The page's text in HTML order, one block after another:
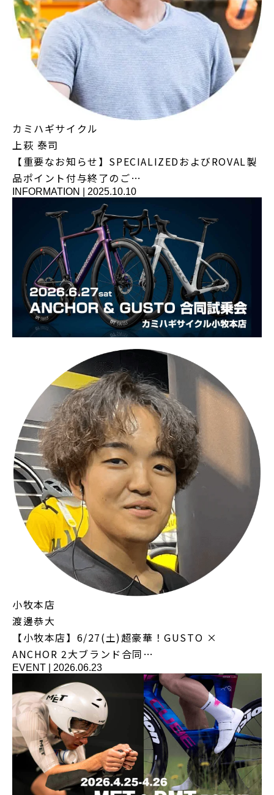
カミハギサイクル
上萩 泰司
【重要なお知らせ】SPECIALIZEDおよびROVAL製
品ポイント付与終了のご…
INFORMATION 2025.10.10
小牧本店
渡邊恭大
【小牧本店】6/27(土)超豪華！GUSTO ×
ANCHOR 2大ブランド合同…
EVENT 2026.06.23